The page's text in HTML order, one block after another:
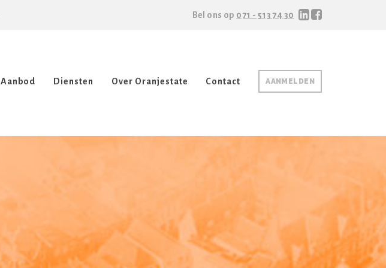
Bel ons op 071 - 513 74 30
AANMELDEN
Aanbod Diensten Over Oranjestate Contact